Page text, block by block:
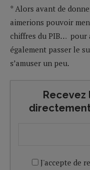
* Alors avant de
aimerions pouvoir
chiffres du PIB… pour
également passer le
s’amuser un peu.
Recevez
J'accepte de